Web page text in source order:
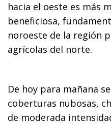
hacia el oeste es más
beneficiosa,
noroeste de la región
agrícolas del norte.
De hoy para mañana
coberturas nubosas,
de moderada